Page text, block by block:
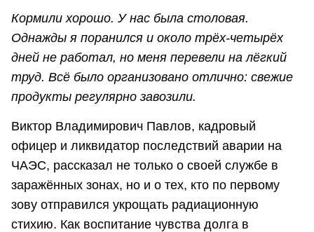
Кормили хорошо. У нас была столовая.
Однажды я поранился и около трёх-четырёх
дней не работал, но меня перевели на лёгкий
труд. Всё было организовано отлично: свежие
продукты регулярно завозили.
Виктор Владимирович Павлов, кадровый
офицер и ликвидатор последствий аварии на
ЧАЭС, рассказал не только о своей службе в
заражённых зонах, но и о тех, кто по первому
зову отправился укрощать радиационную
стихию. Как воспитание чувства долга в